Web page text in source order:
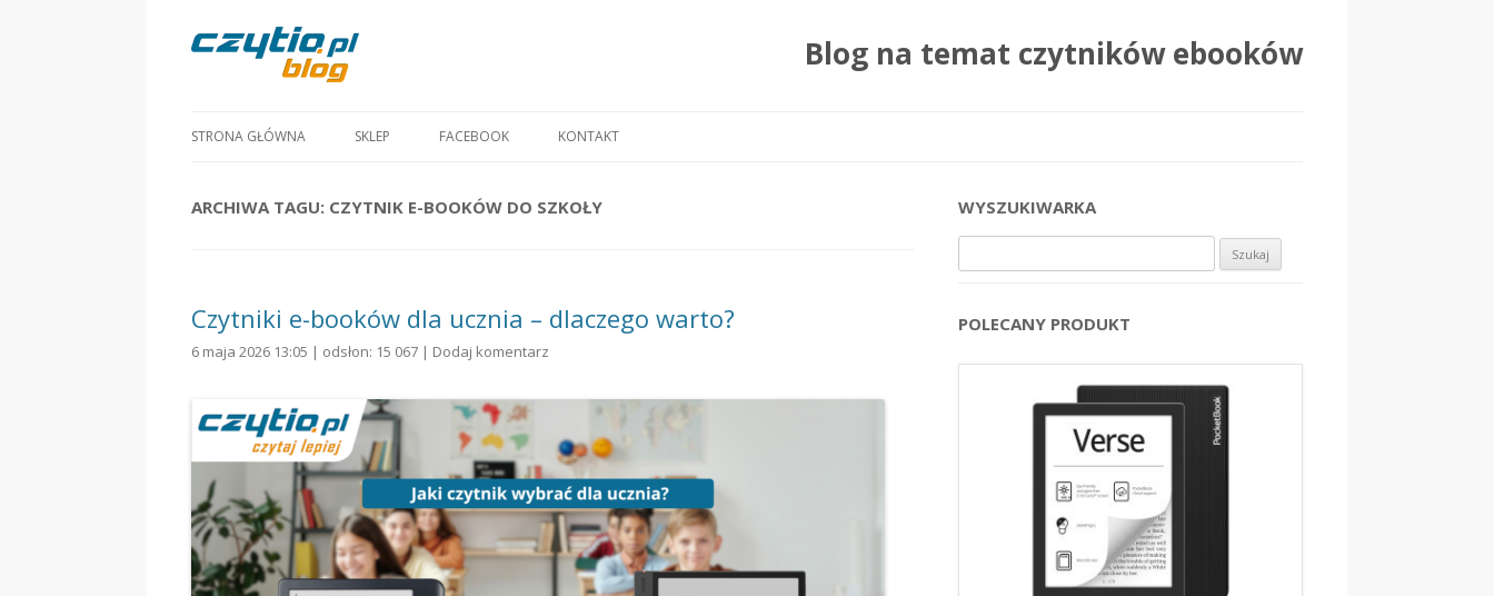
Blog na temat czytników ebooków
STRONA GŁÓWNA SKLEP FACEBOOK KONTAKT
ARCHIWA TAGU: CZYTNIK E-BOOKÓW DO SZKOŁY
Czytniki e-booków dla ucznia – dlaczego warto?
6 maja 2026 13:05 | odsłon: 15 067 | Dodaj komentarz
WYSZUKIWARKA
POLECANY PRODUKT